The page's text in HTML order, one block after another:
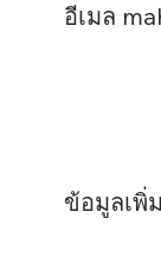
อีเมล
ข้อมูลเพิ่